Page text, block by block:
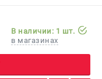
В наличии: 1 шт.
в магазинах